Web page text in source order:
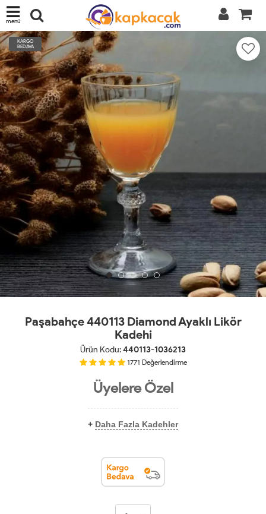
menü
KARGO
BEDAVA
Paşabahçe 440113 Diamond Ayaklı Likör
Kadehi
Ürün Kodu:440113-1036213
1771 Değerlendirme
Üyelere Özel
+ Daha Fazla Kadehler